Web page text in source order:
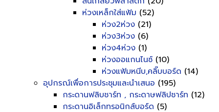
ห่วงเหล็กใส่แฟ้ม (52)
ห่วง2ห่วง (21)
ห่วง3ห่วง (6)
ห่วง4ห่วง (1)
ห่วงออแกนไนซ์ (10)
ห่วงแฟ้มหนีบ,คลิ๊บบอร์ด (14)
อุปกรณ์เพื่อการประชุมและนำเสนอ (195)
กระดานฟลิบชาร์ท , กระดาษฟลิปชาร์ท (12)
กระดานอิเล็กทรอนิกส์บอร์ด (5)